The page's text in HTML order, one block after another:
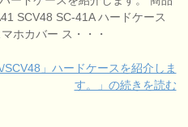
SCV48 SC-41A ハードケース
ホカバー ス・・・
SCV48」ハードケースを紹介しま
す。」の続きを読む